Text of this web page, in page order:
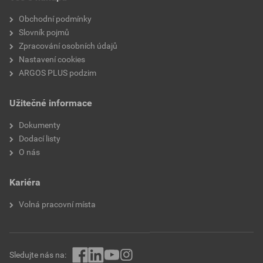
Plombovatelné
Se šrouby
Druh upevnění
Obchodní podmínky
Slovník pojmů
Zpracování osobních údajů
Nastavení cookies
ARGOS PLUS podzim
Užitečné informace
Dokumenty
Dodací listy
O nás
Kariéra
Volná pracovní místa
Sledujte nás na: